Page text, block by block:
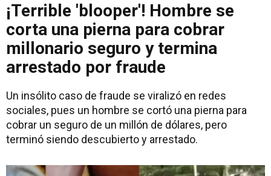
¡Terrible 'blooper'! Hombre se
corta una pierna para cobrar
millonario seguro y termina
arrestado por fraude
Un insólito caso de fraude se viralizó en redes
sociales, pues un hombre se cortó una pierna para
cobrar un seguro de un millón de dólares, pero
terminó siendo descubierto y arrestado.